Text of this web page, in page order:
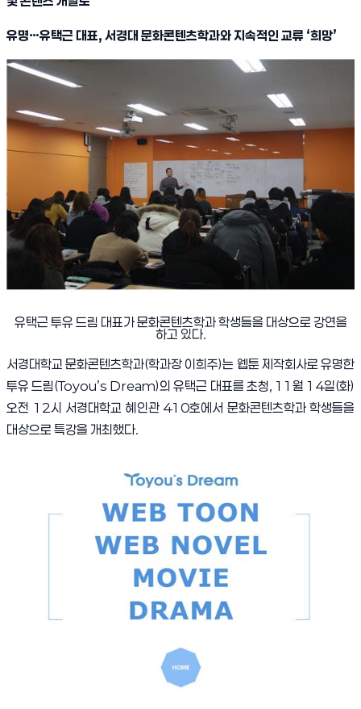
유명…유택근 대표, 서경대 문화콘텐츠학과와 지속적인 교류 ‘희망’
유택근 투유 드림 대표가 문화콘텐츠학과 학생들을 대상으로 강연을
하고 있다.
서경대학교 문화콘텐츠학과(학과장 이희주)는 웹툰 제작회사로 유명한
투유 드림(Toyou’s Dream)의 유택근 대표를 초청, 11 월 14일(화)
오전 12시 서경대학교 혜인관 410호에서 문화콘텐츠학과 학생들을
대상으로 특강을 개최했다.